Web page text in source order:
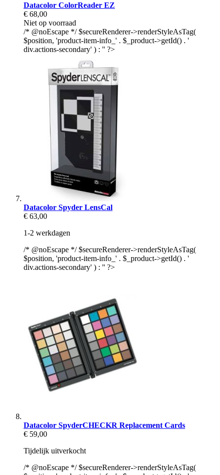
Datacolor ColorReader EZ
€ 68,00
Niet op voorraad
/* @noEscape */ $secureRenderer->renderStyleAsTag(
$position, 'product-item-info_' . $_product->getId() . '
div.actions-secondary' ) : '' ?>
Datacolor Spyder LensCal
€ 63,00
1-2 werkdagen
/* @noEscape */ $secureRenderer->renderStyleAsTag(
$position, 'product-item-info_' . $_product->getId() . '
div.actions-secondary' ) : '' ?>
Datacolor SpyderCHECKR Replacement Cards
€ 59,00
Tijdelijk uitverkocht
/* @noEscape */ $secureRenderer->renderStyleAsTag(